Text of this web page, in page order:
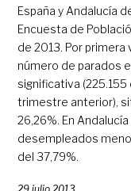
España y Andalucía
Encuesta de
de 2013. Por
número de parados
significativa
trimestre anterior),
26,26%. En
desempleados
del 37,79%.